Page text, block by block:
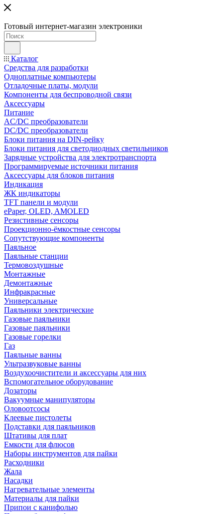
Готовый интернет-магазин электроники
Каталог
Средства для разработки
Одноплатные компьютеры
Отладочные платы, модули
Компоненты для беспроводной связи
Аксессуары
Питание
AC/DC преобразователи
DC/DC преобразователи
Блоки питания на DIN-рейку
Блоки питания для светодиодных светильников
Зарядные устройства для электротранспорта
Программируемые источники питания
Аксессуары для блоков питания
Индикация
ЖК индикаторы
TFT панели и модули
ePaper, OLED, AMOLED
Резистивные сенсоры
Проекционно-ёмкостные сенсоры
Сопутствующие компоненты
Паяльное
Паяльные станции
Термовоздушные
Монтажные
Демонтажные
Инфракрасные
Универсальные
Паяльники электрические
Газовые паяльники
Газовые паяльники
Газовые горелки
Газ
Паяльные ванны
Ультразвуковые ванны
Воздухоочистители и аксессуары для них
Вспомогательное оборудование
Дозаторы
Вакуумные манипуляторы
Оловоотсосы
Клеевые пистолеты
Подставки для паяльников
Штативы для плат
Емкости для флюсов
Наборы инструментов для пайки
Расходники
Жала
Насадки
Нагревательные элементы
Материалы для пайки
Припои с канифолью